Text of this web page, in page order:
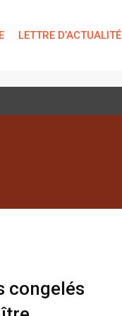
LETTRE D’ACTUALITÉ
congelés